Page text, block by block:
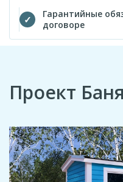
Гарантийные
договоре
Проект